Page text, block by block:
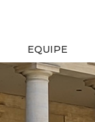
EQUIPE